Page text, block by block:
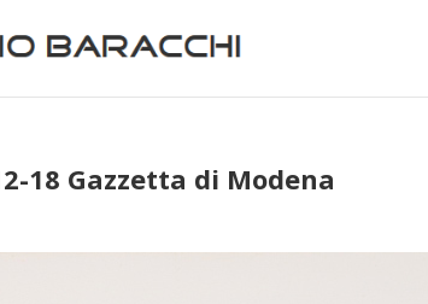
18 Gazzetta di Modena